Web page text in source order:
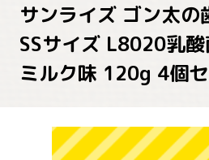
サンライズ ゴン太の
SSサイズ L8020乳
ミルク味 120g 4個